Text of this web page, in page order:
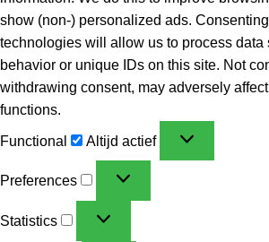
show (non-) personalized ads.
technologies will allow us to process data
behavior or unique IDs on this site. Not
withdrawing consent, may adversely
functions.
Functional Altijd actief
Preferences
Statistics